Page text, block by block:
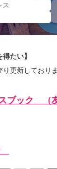
たい】
り更新しており
ブック （